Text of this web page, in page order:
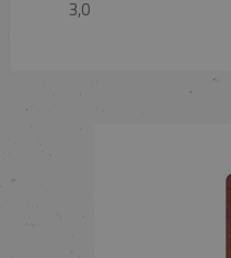
3,0